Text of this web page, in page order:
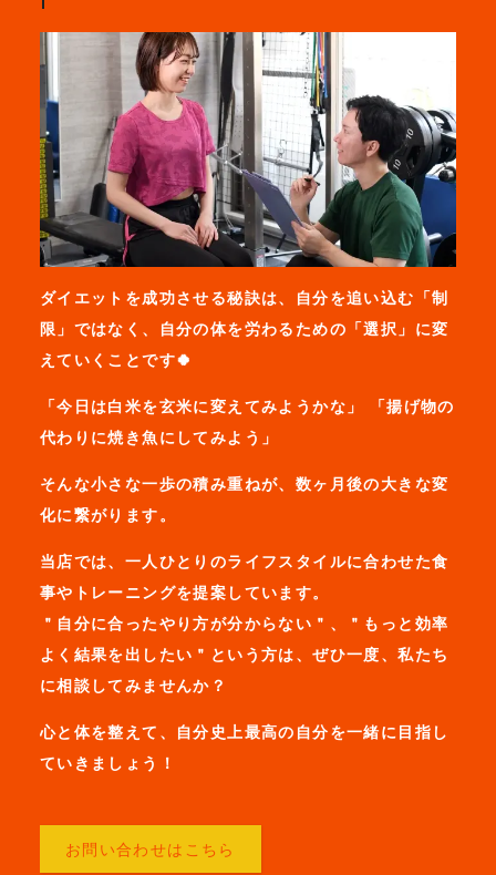
ダイエットを成功させる秘訣は、自分を追い込む「制
限」ではなく、自分の体を労わるための「選択」に変
えていくことです🍀
「今日は白米を玄米に変えてみようかな」 「揚げ物の
代わりに焼き魚にしてみよう」
そんな小さな一歩の積み重ねが、数ヶ月後の大きな変
化に繋がります。
当店では、一人ひとりのライフスタイルに合わせた食
事やトレーニングを提案しています。
＂自分に合ったやり方が分からない＂、＂もっと効率
よく結果を出したい＂という方は、ぜひ一度、私たち
に相談してみませんか？
心と体を整えて、自分史上最高の自分を一緒に目指し
ていきましょう！
お問い合わせはこちら